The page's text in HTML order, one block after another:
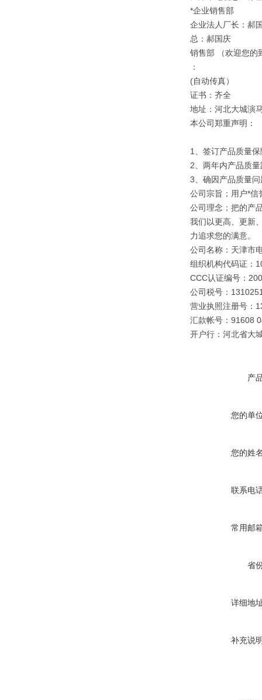
*企业销售部
企业法人厂长：郝
总：郝国庆
销售部 （欢迎您的
：
(自动传真）
证书：齐全
地址：河北大城演
本公司郑重声明：
1、签订产品质量
2、两年内产品质
3、确因产品质量
公司宗旨；用户*信
公司理念；把的产
我们以更高、更新
力追求您的满意。
公司名称：天津市
组织机构代码证：
CCC认证编号：
公司税号：
营业执照注册号：
汇款帐号：91608
开户行：河北省大
产
您的单
您的姓
联系电
常用邮
省
详细地
补充说